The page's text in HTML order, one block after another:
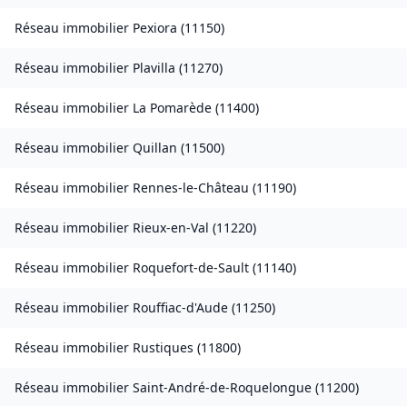
Réseau immobilier Pexiora (11150)
Réseau immobilier Plavilla (11270)
Réseau immobilier La Pomarède (11400)
Réseau immobilier Quillan (11500)
Réseau immobilier Rennes-le-Château (11190)
Réseau immobilier Rieux-en-Val (11220)
Réseau immobilier Roquefort-de-Sault (11140)
Réseau immobilier Rouffiac-d'Aude (11250)
Réseau immobilier Rustiques (11800)
Réseau immobilier Saint-André-de-Roquelongue (11200)